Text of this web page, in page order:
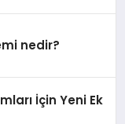
nedir?
İçin Yeni Ek